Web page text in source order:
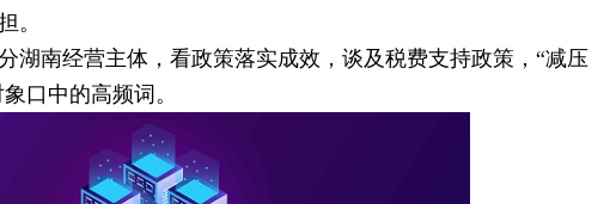
。
湖南经营主体，看政策落实成效，谈及税费支持政策，“减压
口中的高频词。